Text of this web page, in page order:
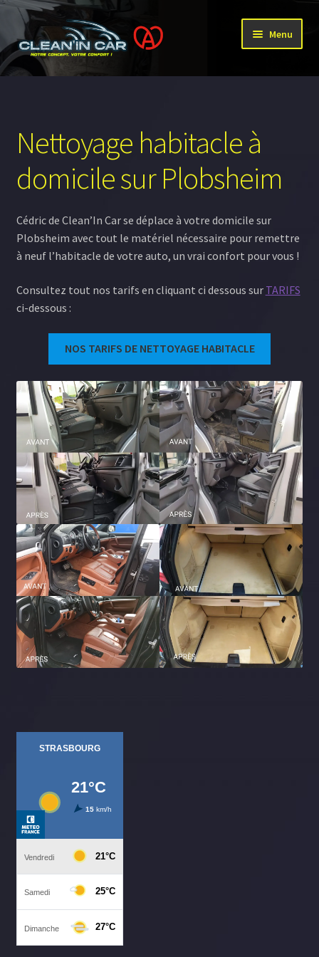
Aller
à
la
navigation
Aller
au
contenu
Menu
Accueil
Professionnel
menu
Notre travail
Qui sommes nous ?
le
menu
Nettoyage habitacle à
domicile sur Plobsheim
Cédric de Clean’In Car se déplace à votre domicile sur
Plobsheim avec tout le matériel nécessaire pour remettre
à neuf l’habitacle de votre auto, un vrai confort pour vous !
Consultez tout nos tarifs en cliquant ci dessous sur TARIFS
ci-dessous :
NOS TARIFS DE NETTOYAGE HABITACLE